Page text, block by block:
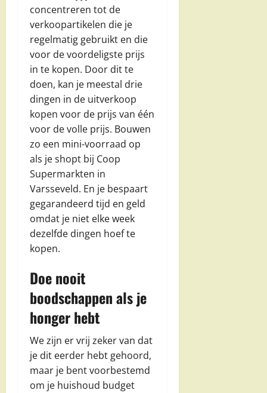
concentreren tot de
verkoopartikelen die je
regelmatig gebruikt en die
voor de voordeligste prijs
in te kopen. Door dit te
doen, kan je meestal drie
dingen in de uitverkoop
kopen voor de prijs van één
voor de volle prijs. Bouwen
zo een mini-voorraad op
als je shopt bij Coop
Supermarkten in
Varsseveld. En je bespaart
gegarandeerd tijd en geld
omdat je niet elke week
dezelfde dingen hoef te
kopen.
Doe nooit
boodschappen als je
honger hebt
We zijn er vrij zeker van dat
je dit eerder hebt gehoord,
maar je bent voorbestemd
om je huishoud budget